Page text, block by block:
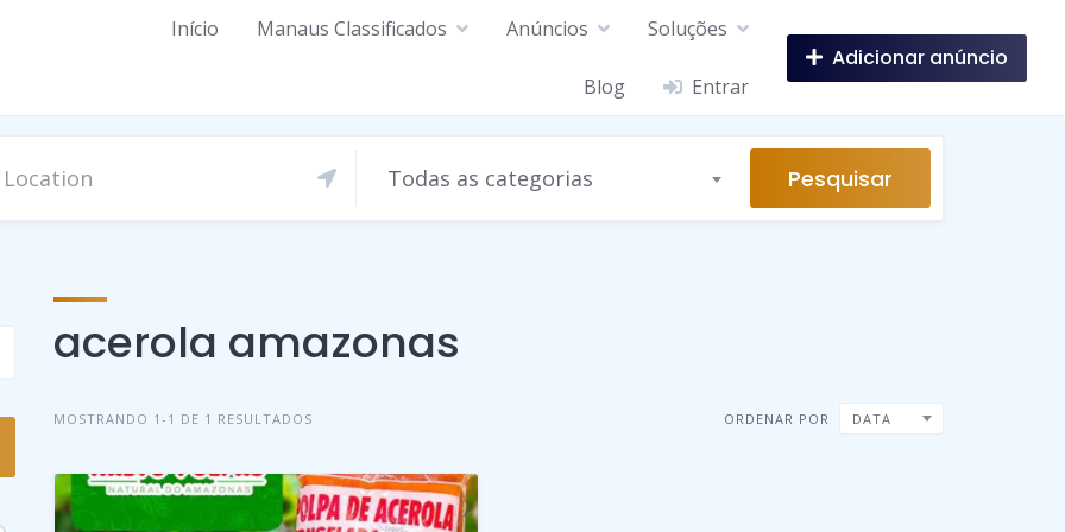
Início Manaus Classificados Anúncios Soluções
Blog Entrar
Adicionar anúncio
Todas as categorias Pesquisar
acerola amazonas
MOSTRANDO 1-1 DE 1 RESULTADOS ORDENAR POR DATA